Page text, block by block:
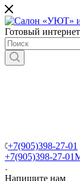
Готовый
+7(905)398-27-01
+7(905)398-27-01
Напишите нам